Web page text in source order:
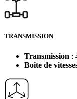
TRANSMISSION
Transmission :
Boite de